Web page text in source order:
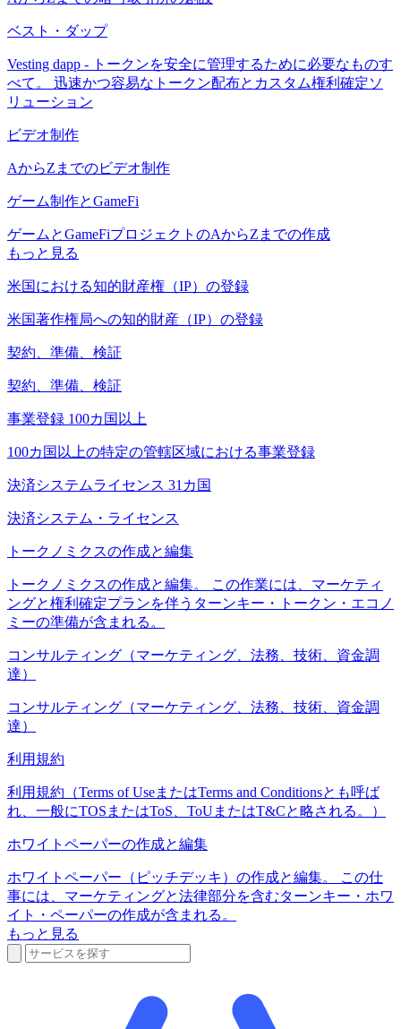
ベスト・ダップ
Vesting dapp - トークンを安全に管理するために必要なものす
べて。 迅速かつ容易なトークン配布とカスタム権利確定ソ
リューション
ビデオ制作
AからZまでのビデオ制作
ゲーム制作とGameFi
ゲームとGameFiプロジェクトのAからZまでの作成
もっと見る
米国における知的財産権（IP）の登録
米国著作権局への知的財産（IP）の登録
契約、準備、検証
契約、準備、検証
事業登録 100カ国以上
100カ国以上の特定の管轄区域における事業登録
決済システムライセンス 31カ国
決済システム・ライセンス
トークノミクスの作成と編集
トークノミクスの作成と編集。 この作業には、マーケティ
ングと権利確定プランを伴うターンキー・トークン・エコノ
ミーの準備が含まれる。
コンサルティング（マーケティング、法務、技術、資金調
達）
コンサルティング（マーケティング、法務、技術、資金調
達）
利用規約
利用規約（Terms of UseまたはTerms and Conditionsとも呼ば
れ、一般にTOSまたはToS、ToUまたはT&Cと略される。）
ホワイトペーパーの作成と編集
ホワイトペーパー（ピッチデッキ）の作成と編集。 この仕
事には、マーケティングと法律部分を含むターンキー・ホワ
イト・ペーパーの作成が含まれる。
もっと見る